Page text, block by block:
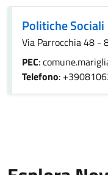
Politiche Sociali
Via Parrocchia 48 -
PEC:
Telefono: